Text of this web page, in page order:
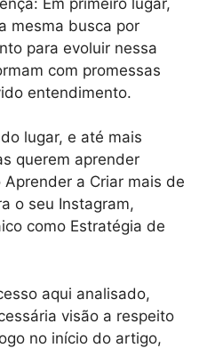
mesma busca por
para evoluir nessa
com promessas
entendimento.
lugar, e até mais
querem aprender
a Criar mais de
o seu Instagram,
como Estratégia de
aqui analisado,
visão a respeito
no início do artigo,